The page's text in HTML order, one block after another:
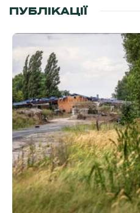
ПУБЛІКАЦІЇ